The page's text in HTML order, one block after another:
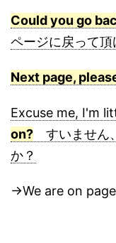
Could you go
ページに戻って頂
Next page,
Excuse me, I'm
on? すいません
か？
→We are on